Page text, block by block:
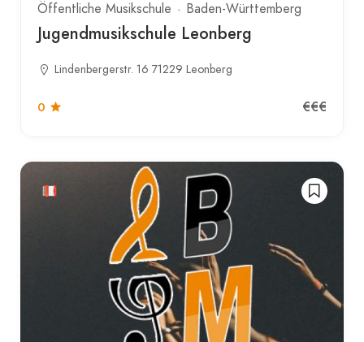
Öffentliche Musikschule Baden-Württemberg
Jugendmusikschule Leonberg
Lindenbergerstr. 16 71229 Leonberg
0 €€€